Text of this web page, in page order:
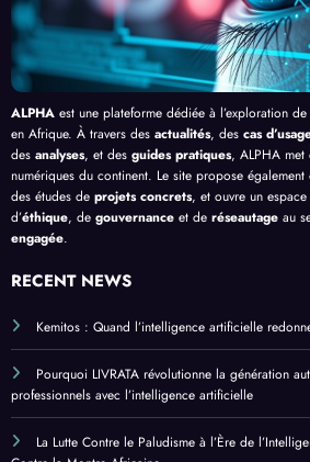
ALPHA est une plateforme dédiée à l’exploration
en Afrique. À travers des actualités, des cas
des analyses, et des guides pratiques, ALPHA met
numériques du continent. Le site propose
des études de projets concrets, et ouvre un
d’éthique, de gouvernance et de réseautage au
engagée.
RECENT NEWS
Kemitos : Quand l’intelligence artificielle
Pourquoi LIVRATA révolutionne la génération
professionnels avec l’intelligence artificielle
La Lutte Contre le Paludisme à l’Ère de